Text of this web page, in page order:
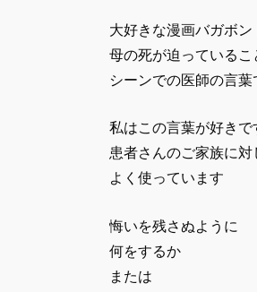
大好きな漫画バガボン
母の死が迫っているこ
シーンでの医師の言葉
私はこの言葉が好きで
患者さんのご家族に対
よく使っています
悔いを残さぬように
何をするか
または